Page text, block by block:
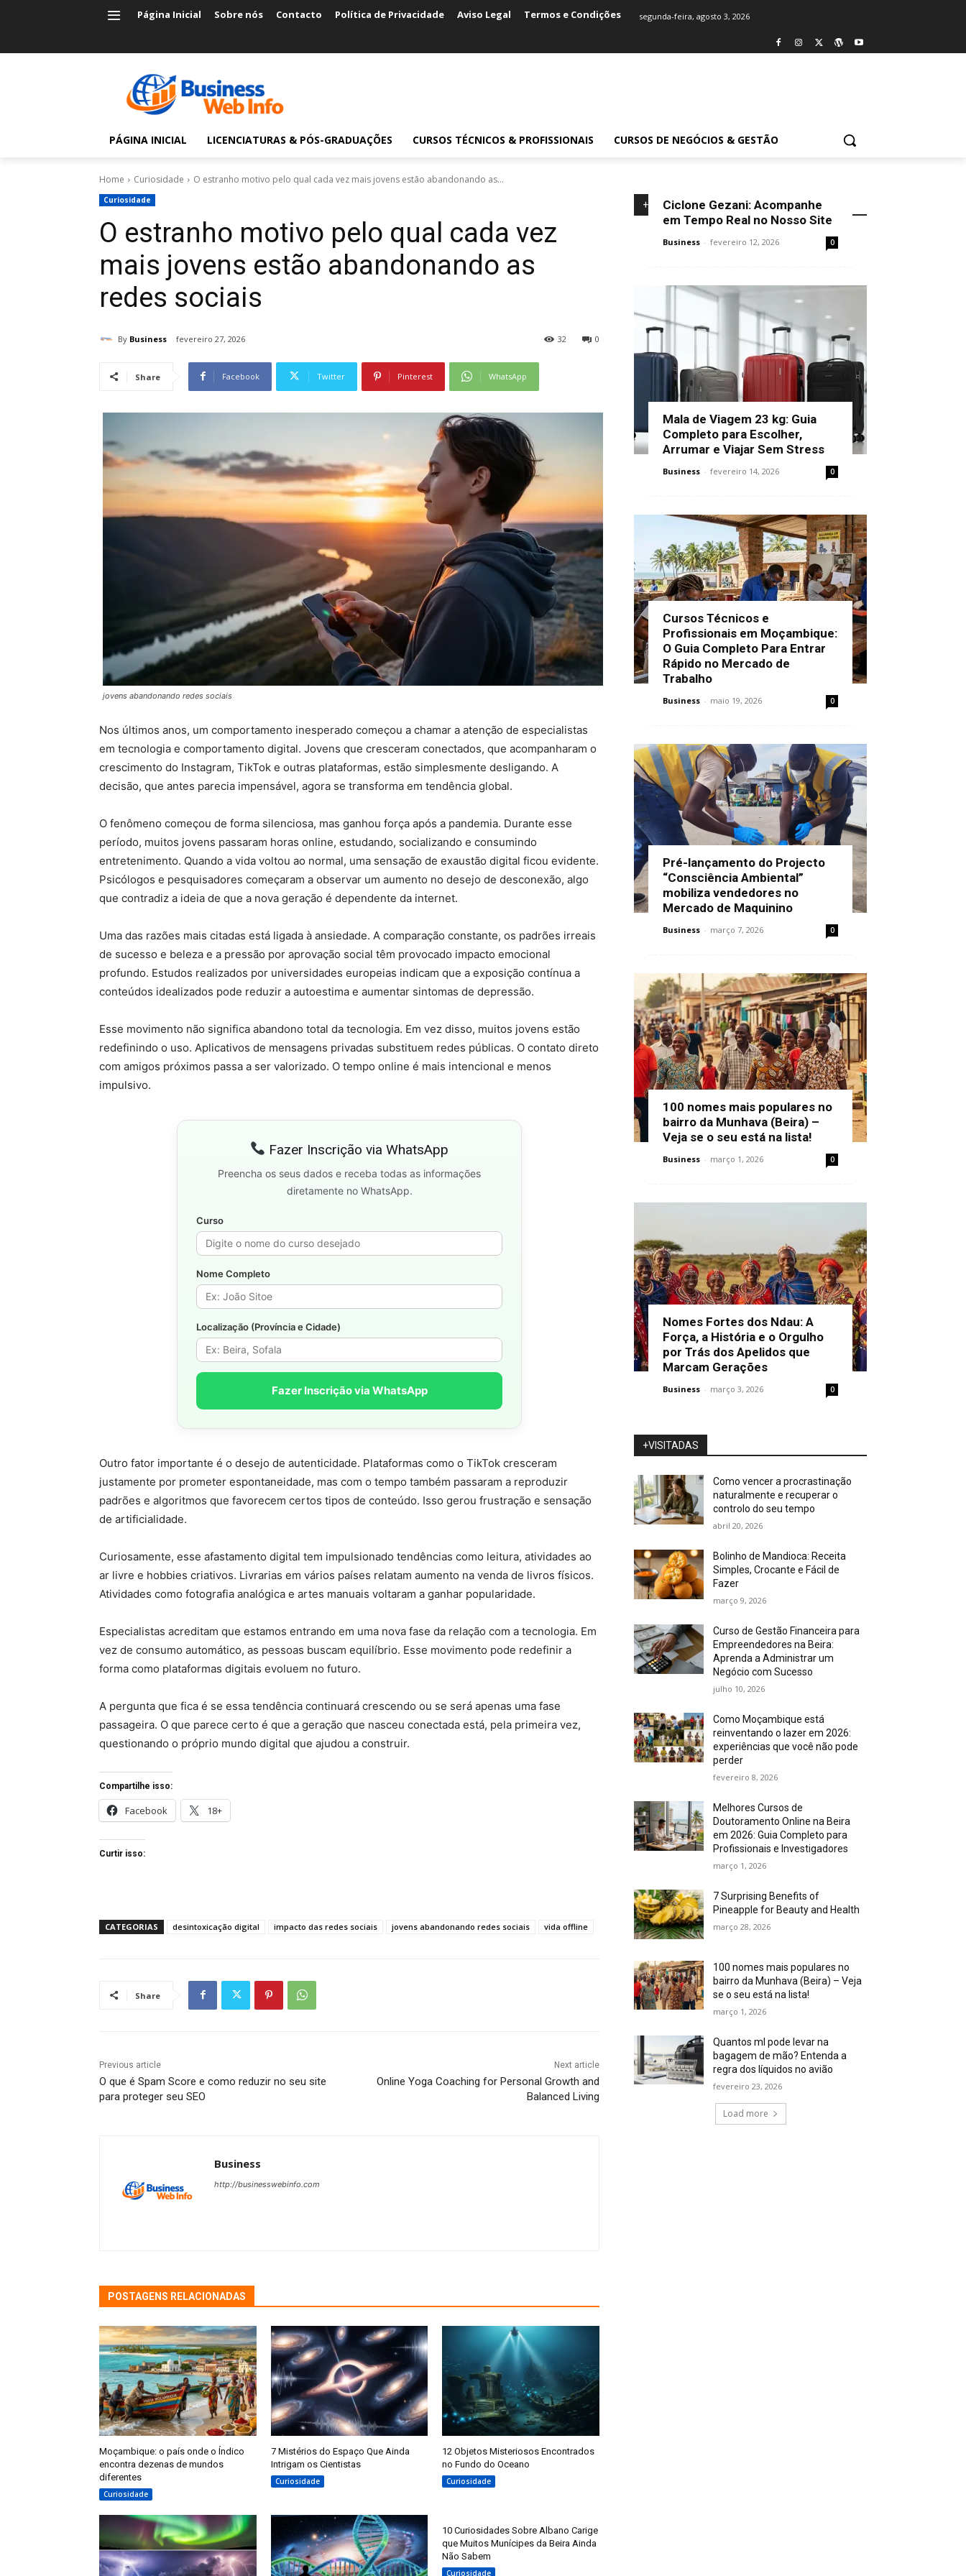
Página Inicial Sobre nós Contacto Política de Privacidade Aviso Legal Termos e Condições segunda-feira, agosto 3, 2026
PÁGINA INICIAL LICENCIATURAS & PÓS-GRADUAÇÕES CURSOS TÉCNICOS & PROFISSIONAIS CURSOS DE NEGÓCIOS & GESTÃO
Home Curiosidade O estranho motivo pelo qual cada vez mais jovens estão abandonando as...
Curiosidade
O estranho motivo pelo qual cada vez
mais jovens estão abandonando as
redes sociais
By Business fevereiro 27, 2026 0
32
Share Facebook Twitter Pinterest WhatsApp
jovens abandonando redes sociais
Nos últimos anos, um comportamento inesperado começou a chamar a atenção de especialistas
em tecnologia e comportamento digital. Jovens que cresceram conectados, que acompanharam o
crescimento do Instagram, TikTok e outras plataformas, estão simplesmente desligando. A
decisão, que antes parecia impensável, agora se transforma em tendência global.
O fenômeno começou de forma silenciosa, mas ganhou força após a pandemia. Durante esse
período, muitos jovens passaram horas online, estudando, socializando e consumindo
entretenimento. Quando a vida voltou ao normal, uma sensação de exaustão digital ficou evidente.
Psicólogos e pesquisadores começaram a observar um aumento no desejo de desconexão, algo
que contradiz a ideia de que a nova geração é dependente da internet.
Uma das razões mais citadas está ligada à ansiedade. A comparação constante, os padrões irreais
de sucesso e beleza e a pressão por aprovação social têm provocado impacto emocional
profundo. Estudos realizados por universidades europeias indicam que a exposição contínua a
conteúdos idealizados pode reduzir a autoestima e aumentar sintomas de depressão.
Esse movimento não significa abandono total da tecnologia. Em vez disso, muitos jovens estão
redefinindo o uso. Aplicativos de mensagens privadas substituem redes públicas. O contato direto
com amigos próximos passa a ser valorizado. O tempo online é mais intencional e menos
impulsivo.
Fazer Inscrição via WhatsApp
Preencha os seus dados e receba todas as informações
diretamente no WhatsApp.
Curso
Nome Completo
Localização (Província e Cidade)
Fazer Inscrição via WhatsApp
Outro fator importante é o desejo de autenticidade. Plataformas como o TikTok cresceram
justamente por prometer espontaneidade, mas com o tempo também passaram a reproduzir
padrões e algoritmos que favorecem certos tipos de conteúdo. Isso gerou frustração e sensação
de artificialidade.
Curiosamente, esse afastamento digital tem impulsionado tendências como leitura, atividades ao
ar livre e hobbies criativos. Livrarias em vários países relatam aumento na venda de livros físicos.
Atividades como fotografia analógica e artes manuais voltaram a ganhar popularidade.
Especialistas acreditam que estamos entrando em uma nova fase da relação com a tecnologia. Em
vez de consumo automático, as pessoas buscam equilíbrio. Esse movimento pode redefinir a
forma como plataformas digitais evoluem no futuro.
A pergunta que fica é se essa tendência continuará crescendo ou se será apenas uma fase
passageira. O que parece certo é que a geração que nasceu conectada está, pela primeira vez,
questionando o próprio mundo digital que ajudou a construir.
Compartilhe isso:
Facebook 18+
Curtir isso:
CATEGORIAS desintoxicação digital impacto das redes sociais jovens abandonando redes sociais vida offline
Share
Previous article
O que é Spam Score e como reduzir no seu site
para proteger seu SEO
Next article
Online Yoga Coaching for Personal Growth and
Balanced Living
Business
http://businesswebinfo.com
POSTAGENS RELACIONADAS
Moçambique: o país onde o Índico
encontra dezenas de mundos
diferentes
Curiosidade
7 Mistérios do Espaço Que Ainda
Intrigam os Cientistas
Curiosidade
12 Objetos Misteriosos Encontrados
no Fundo do Oceano
Curiosidade
10 Curiosidades Sobre Albano Carige
que Muitos Munícipes da Beira Ainda
Não Sabem
Curiosidade
+NOVIDADES
Ciclone Gezani: Acompanhe
em Tempo Real no Nosso Site
Business - fevereiro 12, 2026 0
Mala de Viagem 23 kg: Guia
Completo para Escolher,
Arrumar e Viajar Sem Stress
Business - fevereiro 14, 2026 0
Cursos Técnicos e
Profissionais em Moçambique:
O Guia Completo Para Entrar
Rápido no Mercado de
Trabalho
Business - maio 19, 2026 0
Pré-lançamento do Projecto
“Consciência Ambiental”
mobiliza vendedores no
Mercado de Maquinino
Business - março 7, 2026 0
100 nomes mais populares no
bairro da Munhava (Beira) –
Veja se o seu está na lista!
Business - março 1, 2026 0
Nomes Fortes dos Ndau: A
Força, a História e o Orgulho
por Trás dos Apelidos que
Marcam Gerações
Business - março 3, 2026 0
+VISITADAS
Como vencer a procrastinação
naturalmente e recuperar o
controlo do seu tempo
abril 20, 2026
Bolinho de Mandioca: Receita
Simples, Crocante e Fácil de
Fazer
março 9, 2026
Curso de Gestão Financeira para
Empreendedores na Beira:
Aprenda a Administrar um
Negócio com Sucesso
julho 10, 2026
Como Moçambique está
reinventando o lazer em 2026:
experiências que você não pode
perder
fevereiro 8, 2026
Melhores Cursos de
Doutoramento Online na Beira
em 2026: Guia Completo para
Profissionais e Investigadores
março 1, 2026
7 Surprising Benefits of
Pineapple for Beauty and Health
março 28, 2026
100 nomes mais populares no
bairro da Munhava (Beira) – Veja
se o seu está na lista!
março 1, 2026
Quantos ml pode levar na
bagagem de mão? Entenda a
regra dos líquidos no avião
fevereiro 23, 2026
Load more